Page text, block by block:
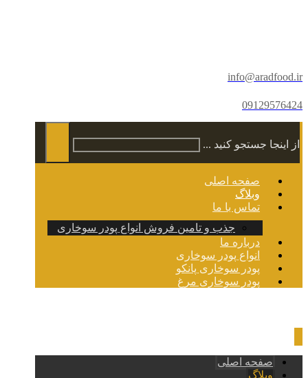
info@aradfood.ir
09129576424
از اینجا جستجو کنید ...
صفحه اصلی
وبلاگ
تماس با ما
جذب و تامین فروش انواع پودر سوخاری
درباره ما
انواع پودر سوخاری
پودر سوخاری پانکو
پودر سوخاری مرغ
صفحه اصلی
وبلاگ